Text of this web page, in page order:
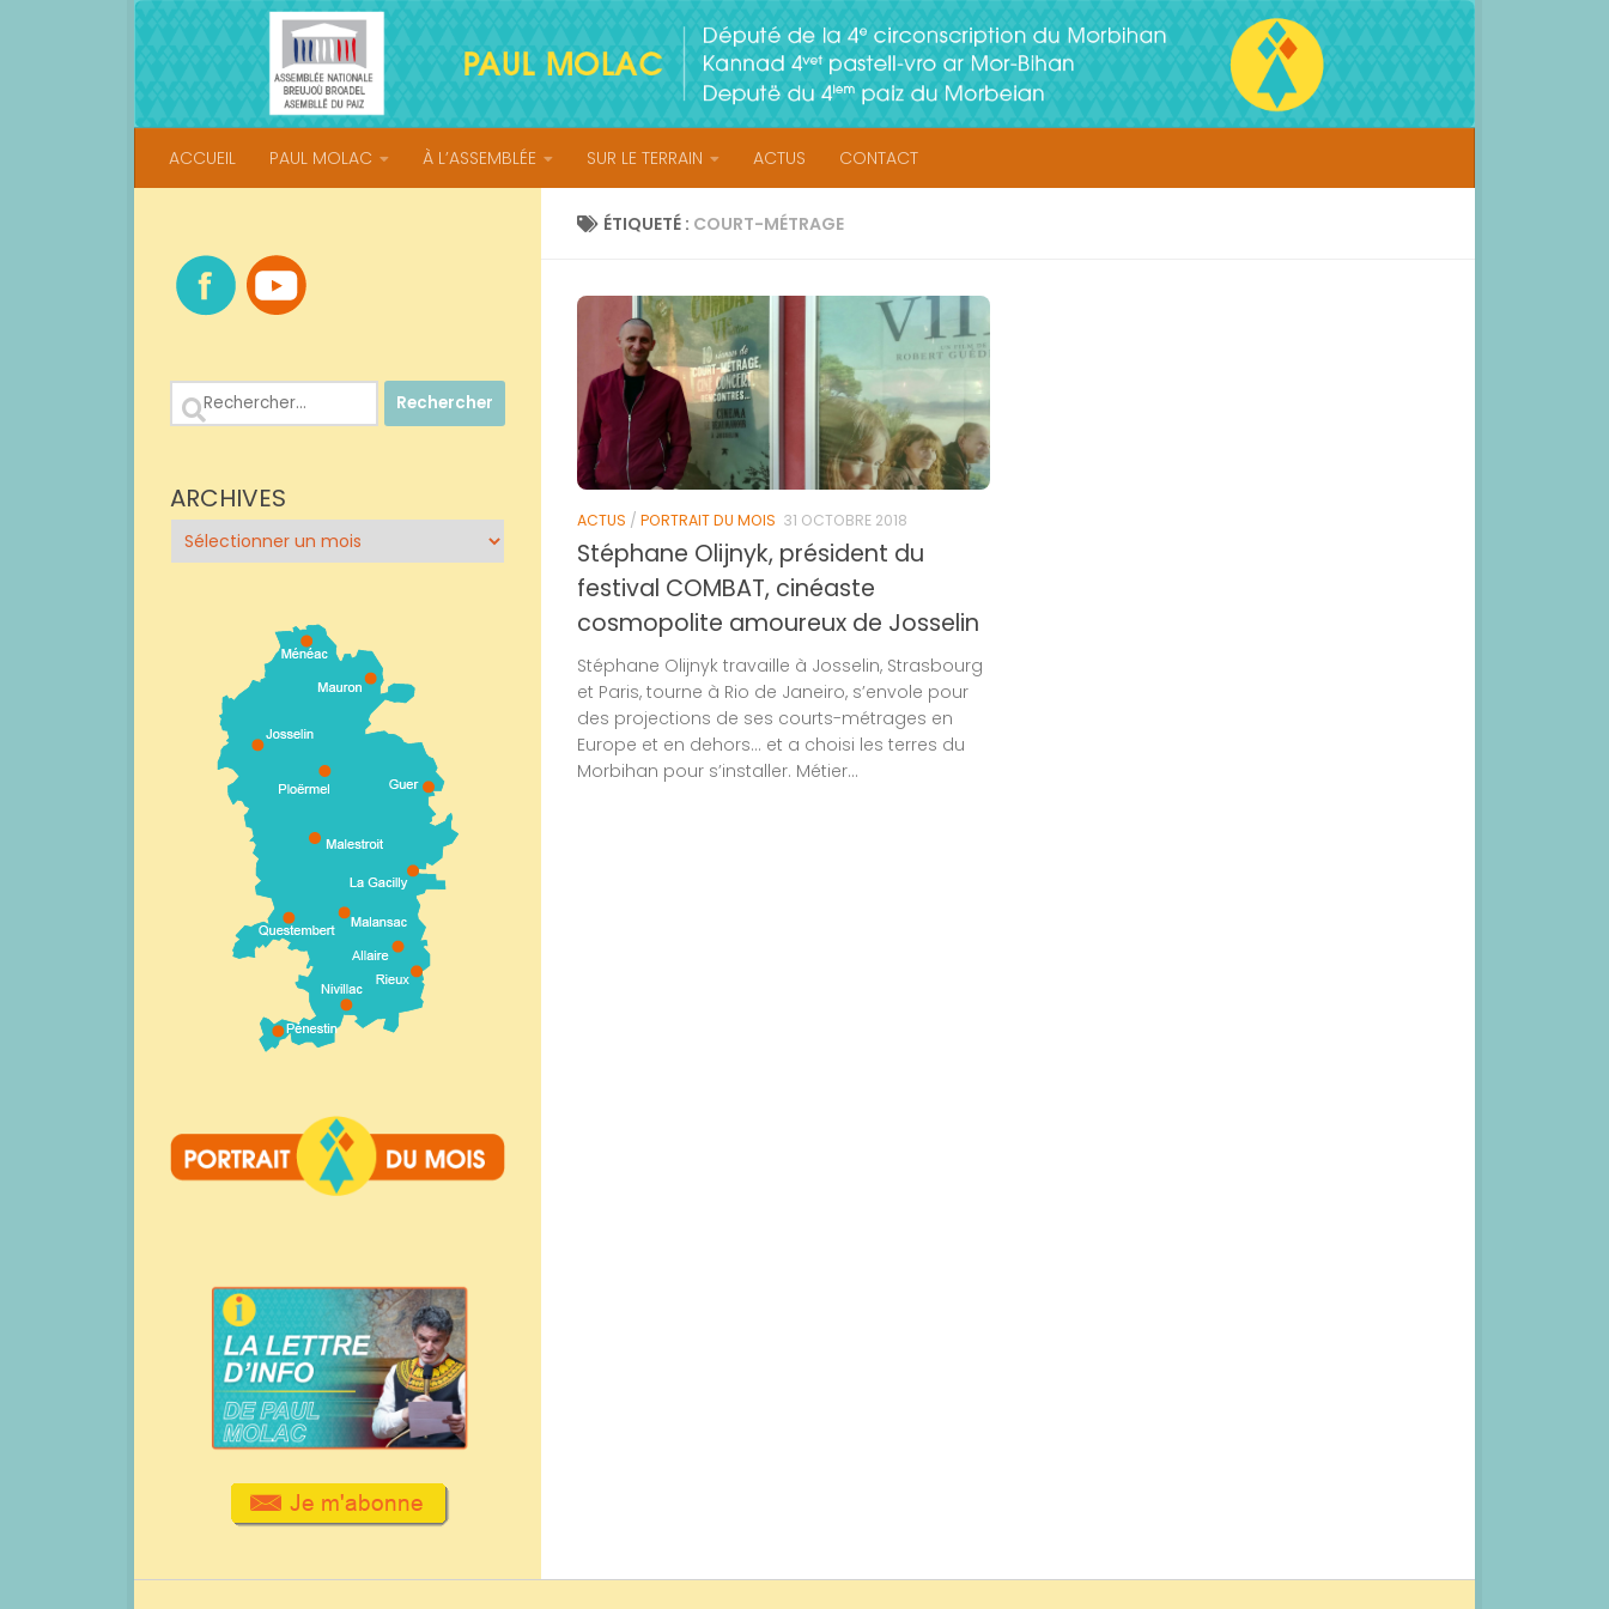
Skip to content
ACCUEIL PAUL MOLAC À L’ASSEMBLÉE SUR LE TERRAIN ACTUS CONTACT
ÉTIQUETÉ : COURT-MÉTRAGE
ACTUS / PORTRAIT DU MOIS 31 OCTOBRE 2018
Stéphane Olijnyk, président du
festival COMBAT, cinéaste
cosmopolite amoureux de Josselin
Stéphane Olijnyk travaille à Josselin, Strasbourg
et Paris, tourne à Rio de Janeiro, s’envole pour
des projections de ses courts-métrages en
Europe et en dehors… et a choisi les terres du
Morbihan pour s’installer. Métier...
Rechercher :
ARCHIVES
Archives